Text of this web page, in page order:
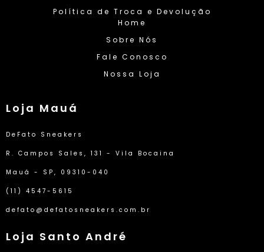
Política de Troca e Devolução
Home
Sobre Nós
Fale Conosco
Nossa Loja
Loja Mauá
DeFato Sneakers
R. Campos Sales, 131 - Vila Bocaina
Mauá - SP, 09310-040
(11) 4547-5615
defato@defatosneakers.com.br
Loja Santo André